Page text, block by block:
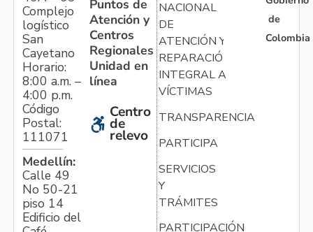
Complejo
logístico
San
Cayetano
Horario:
8:00 a.m. –
4:00 p.m.
Código
Postal:
111071
Medellín:
Calle 49
No 50-21
piso 14
Edificio del
Puntos de
Atención y
Centros
Regionales
Unidad en
línea
Centro
de
relevo
NACIONAL
DE
ATENCIÓN Y
REPARACIÓN
INTEGRAL A
VÍCTIMAS
TRANSPARENCIA
PARTICIPA
SERVICIOS
Y
TRÁMITES
PARTICIPACIÓN
de
Colombia